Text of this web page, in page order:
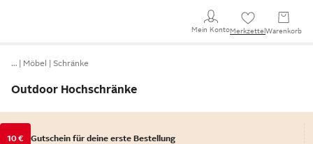
Mein KontoMerkzettel Warenkorb
… Möbel Schränke
Outdoor Hochschränke
10 € Gutschein für deine erste Bestellung